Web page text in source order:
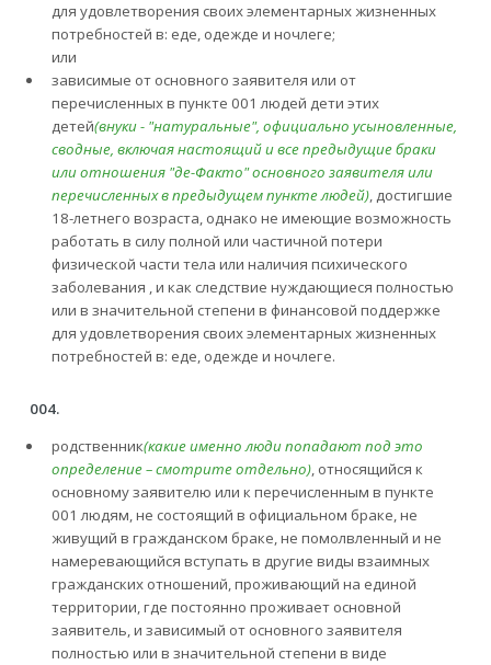
для удовлетворения своих элементарных жизненных
потребностей в: еде, одежде и ночлеге;
или
зависимые от основного заявителя или от
перечисленных в пункте 001 людей дети этих
детей(внуки - "натуральные", официально усыновленные,
сводные, включая настоящий и все предыдущие браки
или отношения "де-Факто" основного заявителя или
перечисленных в предыдущем пункте людей), достигшие
18-летнего возраста, однако не имеющие возможность
работать в силу полной или частичной потери
физической части тела или наличия психического
заболевания , и как следствие нуждающиеся полностью
или в значительной степени в финансовой поддержке
для удовлетворения своих элементарных жизненных
потребностей в: еде, одежде и ночлеге.
004.
родственник(какие именно люди попадают под это
определение – смотрите отдельно), относящийся к
основному заявителю или к перечисленным в пункте
001 людям, не состоящий в официальном браке, не
живущий в гражданском браке, не помолвленный и не
намеревающийся вступать в другие виды взаимных
гражданских отношений, проживающий на единой
территории, где постоянно проживает основной
заявитель, и зависимый от основного заявителя
полностью или в значительной степени в виде